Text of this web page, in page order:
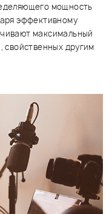
мощность
эффективному
максимальный
свойственных другим